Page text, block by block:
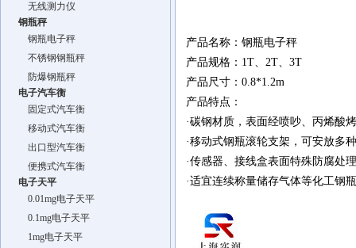
无线测力仪
钢瓶秤
钢瓶电子秤
不锈钢钢瓶秤
防爆钢瓶秤
电子汽车衡
固定式汽车衡
移动式汽车衡
出口型汽车衡
便携式汽车衡
电子天平
0.01mg电子天平
0.1mg电子天平
1mg电子天平
产品名称：钢瓶电子秤
产品规格：1T、2T、3T
产品尺寸：0.8*1.2m
产品特点：
·碳钢材质，表面经喷吵、丙烯酸
·移动式钢瓶滚轮支架，可安放多
·传感器、接线盒表面特殊防腐处理
·适宜连续称量储存气体等化工钢瓶